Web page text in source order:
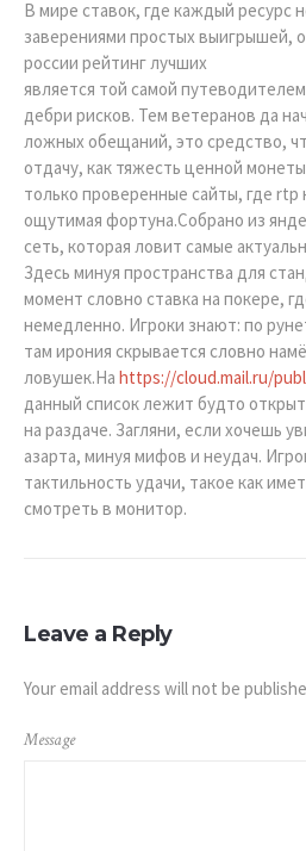
В мире ставок, где каждый ресурс
заверениями простых выигрышей,
россии рейтинг лучших
является той самой
дебри рисков. Тем ветеранов да
ложных обещаний, это средство,
отдачу, как тяжесть ценной
только проверенные сайты, где rtp
ощутимая фортуна.Собрано из
сеть, которая ловит самые
Здесь минуя пространства для
момент словно ставка на покере,
немедленно. Игроки знают: по
там ирония скрывается словно
ловушек.На https://cloud.mail.ru/
данный список лежит будто
на раздаче. Загляни, если хочешь
азарта, минуя мифов и неудач.
тактильность удачи, такое как
смотреть в монитор.
Leave a Reply
Your email address will not be
Message